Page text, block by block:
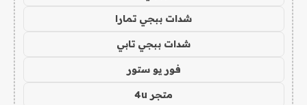
شدات ببجي تمارا
شدات ببجي تابي
فور يو ستور
متجر 4u